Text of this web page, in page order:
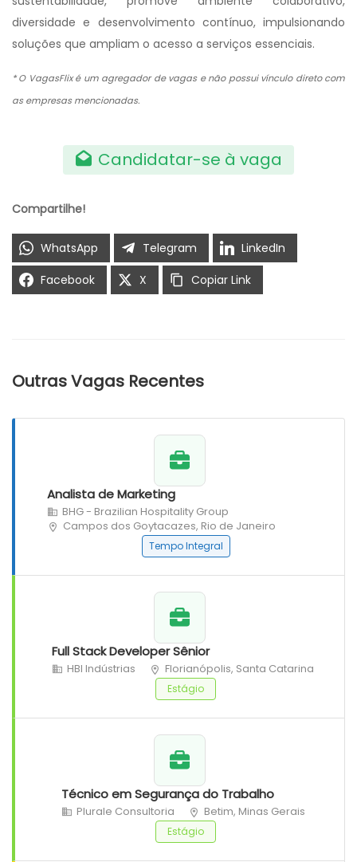
diversidade e desenvolvimento contínuo, impulsionando
soluções que ampliam o acesso a serviços essenciais.
* O VagasFlix é um agregador de vagas e não possui vínculo direto com
as empresas mencionadas.
Candidatar-se à vaga
Compartilhe!
WhatsApp Telegram
LinkedIn
Facebook
X Copiar Link
Outras Vagas Recentes
Analista de Marketing
BHG - Brazilian Hospitality Group
Campos dos Goytacazes, Rio de Janeiro
Tempo Integral
Full Stack Developer Sênior
HBI Indústrias Florianópolis, Santa Catarina
Estágio
Técnico em Segurança do Trabalho
Plurale Consultoria Betim, Minas Gerais
Estágio